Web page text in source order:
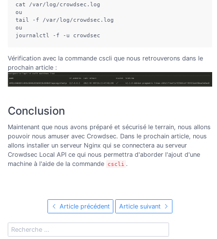
cat /var/log/crowdsec.log
ou
tail -f /var/log/crowdsec.log
ou
journalctl -f -u crowdsec
Vérification avec la commande cscli que nous retrouverons dans le
prochain article :
Conclusion
Maintenant que nous avons préparé et sécurisé le terrain, nous allons
pouvoir nous amuser avec Crowdsec. Dans le prochain article, nous
allons installer un serveur Nginx qui se connectera au serveur
Crowdsec Local API ce qui nous permettra d'aborder l'ajout d'une
machine à l'aide de la commande
cscli .
Article précédent Article suivant